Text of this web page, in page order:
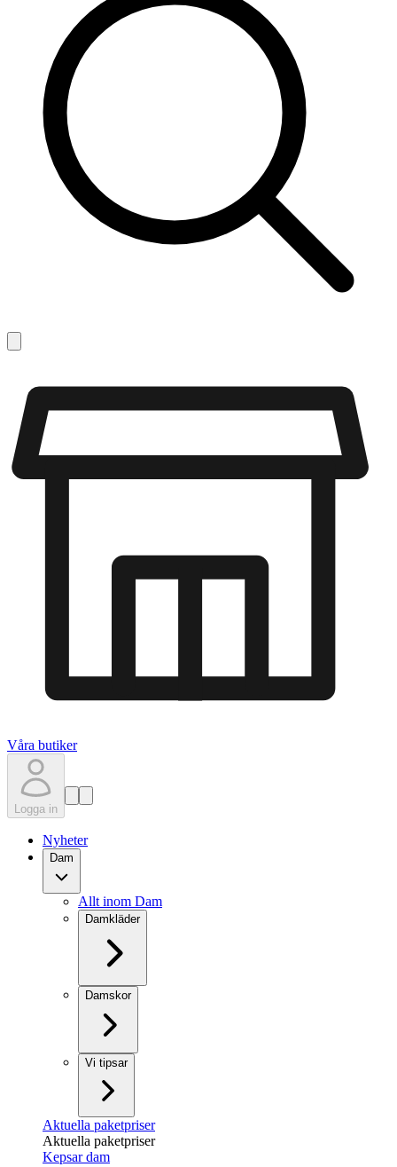
Våra butiker
Logga in
Nyheter
Dam
Allt inom Dam
Damkläder
Damskor
Vi tipsar
Aktuella paketpriser
Aktuella paketpriser
Kepsar dam